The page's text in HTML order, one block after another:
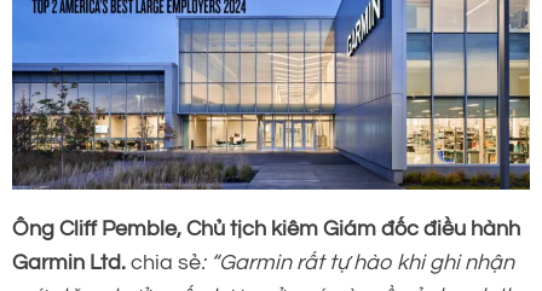
Ông Cliff Pemble, Chủ tịch kiêm Giám đốc điều hành
Garmin Ltd. chia sẻ: “Garmin rất tự hào khi ghi nhận